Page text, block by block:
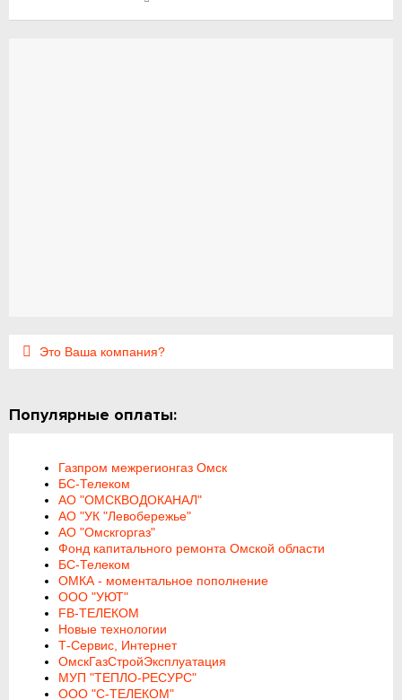
Это Ваша компания?
Популярные оплаты:
Газпром межрегионгаз Омск
БС-Телеком
АО "ОМСКВОДОКАНАЛ"
АО "УК "Левобережье"
АО "Омскгоргаз"
Фонд капитального ремонта Омской области
БС-Телеком
ОМКА - моментальное пополнение
ООО "УЮТ"
FB-ТЕЛЕКОМ
Новые технологии
Т-Сервис, Интернет
ОмскГазСтройЭксплуатация
МУП "ТЕПЛО-РЕСУРС"
ООО "С-ТЕЛЕКОМ"